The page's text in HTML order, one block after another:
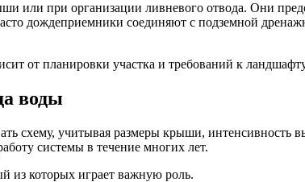
или при организации ливневого отвода. Они
дождеприемники соединяют с подземной
от планировки участка и требований к
воды
схему, учитывая размеры крыши, интенсивность
системы в течение многих лет.
из которых играет важную роль.